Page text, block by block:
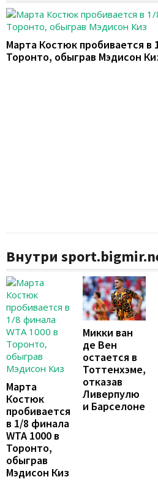
Марта Костюк пробивается в
Торонто, обыграв Мэдисон
Внутри
Марта
Костюк
пробивается
в 1/8 финала
WTA 1000 в
Торонто,
обыграв
Мэдисон Киз
Микки ван
де Вен
остается в
Тоттенхэме,
отказав
Ливерпулю
и Барселоне